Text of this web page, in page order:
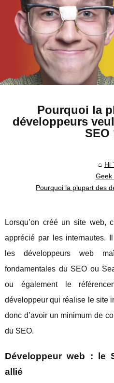
Pourquoi la
développeurs
SEO
Hi
Geek
Pourquoi la plupart des
Lorsqu’on créé un site web,
apprécié par les internautes.
les développeurs web
fondamentales du SEO ou
ou également le
développeur qui réalise le site
donc d’avoir un minimum de
du SEO.
Développeur web : le
allié